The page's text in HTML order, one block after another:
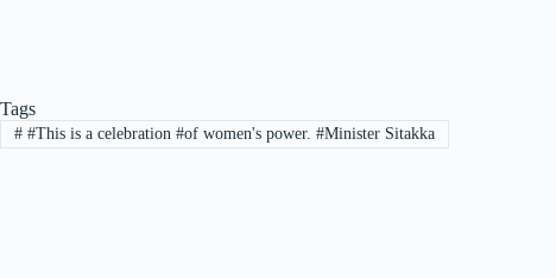
Tags
##This is a celebration #of women's power. #Minister Sitakka